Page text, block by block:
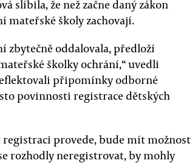
slíbila, že než začne daný zákon
školy zachovají.
zbytečně oddalovala, předloží
školky ochrání,“ uvedli
připomínky odborné
povinnosti registrace dětských
provede, bude mít možnost
rozhodly neregistrovat, by mohly